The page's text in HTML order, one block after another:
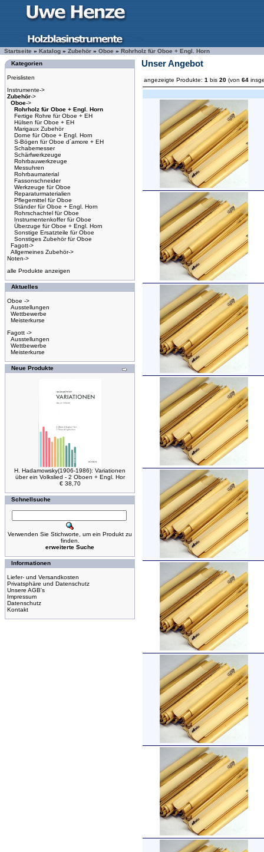
Startseite » Katalog » Zubehör » Oboe » Rohrholz für Oboe + Engl. Horn
Kategorien
Preislisten
Instrumente->
Zubehör->
Oboe->
Rohrholz für Oboe + Engl. Horn
Fertige Rohre für Oboe + EH
Hülsen für Oboe + EH
Marigaux Zubehör
Dorne für Oboe + Engl. Horn
S-Bögen für Oboe d´amore + EH
Schabemesser
Schärfwerkzeuge
Rohrbauwerkzeuge
Messuhren
Rohrbaumaterial
Fassonschneider
Werkzeuge für Oboe
Reparaturmaterialien
Pflegemittel für Oboe
Ständer für Oboe + Engl. Horn
Rohrschachtel für Oboe
Instrumentenkoffer für Oboe
Überzuge für Oboe + Engl. Horn
Sonstige Ersatzteile für Oboe
Sonstiges Zubehör für Oboe
Fagott->
Allgemeines Zubehör->
Noten->
alle Produkte anzeigen
Aktuelles
Oboe ->
Ausstellungen
Wettbewerbe
Meisterkurse
Fagott ->
Ausstellungen
Wettbewerbe
Meisterkurse
Neue Produkte
H. Hadamowsky(1906-1986): Variationen
über ein Volkslied - 2 Oboen + Engl. Hor
€ 38,70
Schnellsuche
Verwenden Sie Stichworte, um ein Produkt zu
finden.
erweiterte Suche
Informationen
Liefer- und Versandkosten
Privatsphäre und Datenschutz
Unsere AGB's
Impressum
Datenschutz
Kontakt
Unser Angebot
angezeigte Produkte: 1 bis 20 (von 64